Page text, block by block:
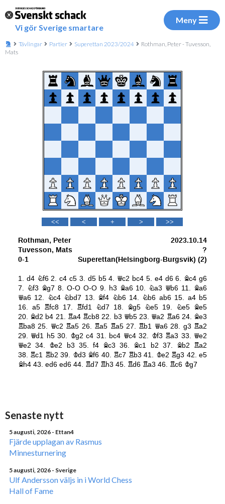
Vi gör Sverige smartare
Meny
Tävlingar Partier Superettan 2023/2024
Rothman, Peter - Tuvesson,
Mats
Senaste nytt
5 augusti, 2026 - Ettan4
Fjärde upplagan av Rasmus
Minnesturnering
5 augusti, 2026 - Sverige
Ulf Andersson väljs in i World Chess
Hall of Fame